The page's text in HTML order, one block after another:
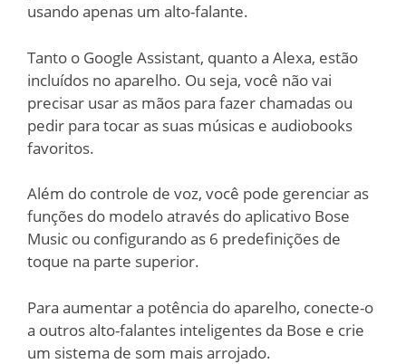
usando apenas um alto-falante.
Tanto o Google Assistant, quanto a Alexa, estão
incluídos no aparelho. Ou seja, você não vai
precisar usar as mãos para fazer chamadas ou
pedir para tocar as suas músicas e audiobooks
favoritos.
Além do controle de voz, você pode gerenciar as
funções do modelo através do aplicativo Bose
Music ou configurando as 6 predefinições de
toque na parte superior.
Para aumentar a potência do aparelho, conecte-o
a outros alto-falantes inteligentes da Bose e crie
um sistema de som mais arrojado.